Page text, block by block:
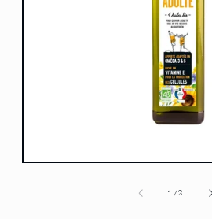
Ouvrir
1 /de
2